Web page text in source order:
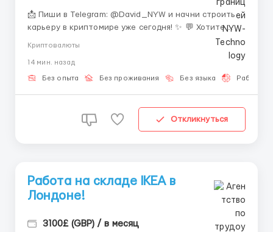
📩 Пиши в Telegram: @David_NYW и начни строить
карьеру в криптомире уже сегодня! ✨ 💬 Хотите
присоединиться к динамичной и перспективной
возможности? 🌍 Мы предлагаем уникальный шанс
войти в мир криптовалют и Web3, даже если у вас
Криптовалюты
14 мин. назад
Без опыта Без проживания Без языка Работа
Откликнуться
Работа на складе IKEA в
Лондоне!
3100£ (GBP) / в месяц